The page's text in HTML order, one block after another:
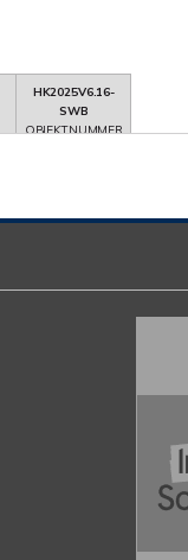
HK2025V6.16-
SWB
OBJEKTNUMMER